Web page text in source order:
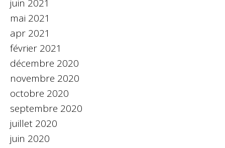
juin 2021
mai 2021
apr 2021
février 2021
décembre 2020
novembre 2020
octobre 2020
septembre 2020
juillet 2020
juin 2020